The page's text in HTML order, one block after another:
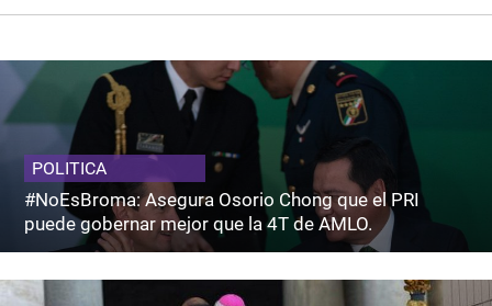
POLITICA
#NoEsBroma: Asegura Osorio Chong que el PRI
puede gobernar mejor que la 4T de AMLO.